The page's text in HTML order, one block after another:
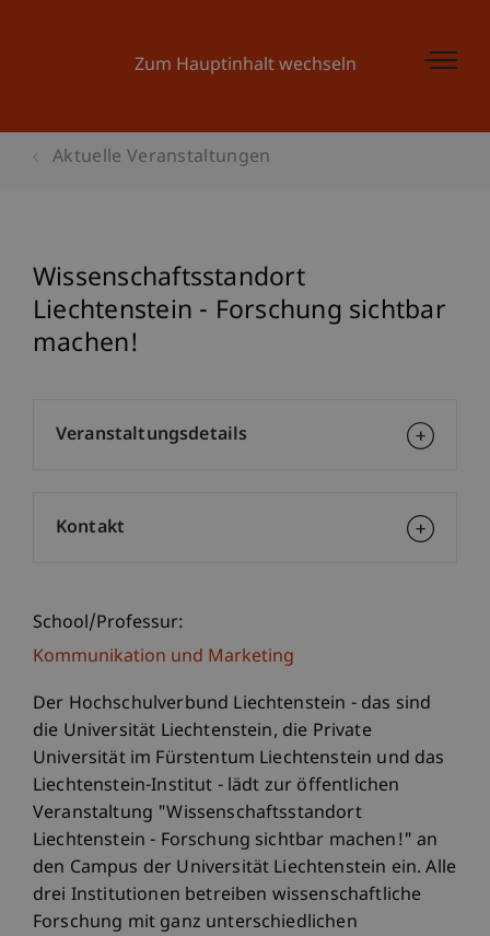
Zum Hauptinhalt wechseln
Aktuelle Veranstaltungen
Wissenschaftsstandort
Liechtenstein - Forschung sichtbar
machen!
School/Professur:
Kommunikation und Marketing
Der Hochschulverbund Liechtenstein - das sind
die Universität Liechtenstein, die Private
Universität im Fürstentum Liechtenstein und das
Liechtenstein-Institut - lädt zur öffentlichen
Veranstaltung "Wissenschaftsstandort
Liechtenstein - Forschung sichtbar machen!" an
den Campus der Universität Liechtenstein ein. Alle
drei Institutionen betreiben wissenschaftliche
Forschung mit ganz unterschiedlichen
Veranstaltungsdetails
Kontakt